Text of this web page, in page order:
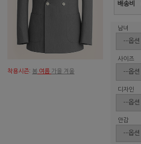
착용시즌: 봄 여름 가을 겨울
배송비
남녀
사이즈
디자인
안감